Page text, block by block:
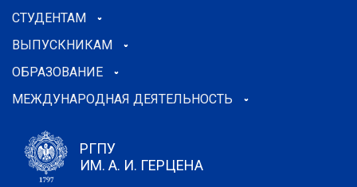
СТУДЕНТАМ
ВЫПУСКНИКАМ
ОБРАЗОВАНИЕ
МЕЖДУНАРОДНАЯ ДЕЯТЕЛЬНОСТЬ
РГПУ
ИМ. А. И. ГЕРЦЕНА